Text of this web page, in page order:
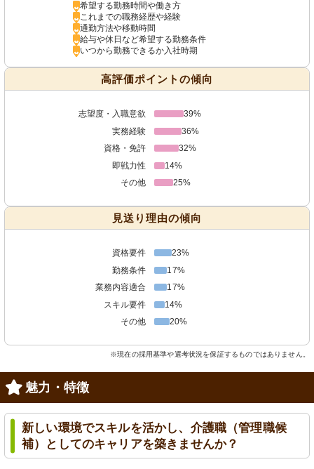
希望する勤務時間や働き方
これまでの職務経歴や経験
通勤方法や移動時間
給与や休日など希望する勤務条件
いつから勤務できるか入社時期
高評価ポイントの傾向
志望度・入職意欲
39%
実務経験
36%
資格・免許
32%
即戦力性
14%
その他
25%
見送り理由の傾向
資格要件
23%
勤務条件
17%
業務内容適合
17%
スキル要件
14%
その他
20%
※現在の採用基準や選考状況を保証するものではありません。
魅力・特徴
新しい環境でスキルを活かし、介護職（管理職候
補）としてのキャリアを築きませんか？